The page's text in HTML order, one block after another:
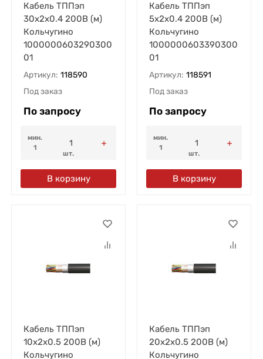
Кабель ТППэп
30х2х0.4 200В (м)
Кольчугино
1000000603290300
01
Артикул: 118590
Под заказ
По запросу
мин.
1
шт.
В корзину
Кабель ТППэп
5х2х0.4 200В (м)
Кольчугино
1000000603390300
01
Артикул: 118591
Под заказ
По запросу
мин.
1
шт.
В корзину
Кабель ТППэп
10х2х0.5 200В (м)
Кольчугино
Кабель ТППэп
20х2х0.5 200В (м)
Кольчугино